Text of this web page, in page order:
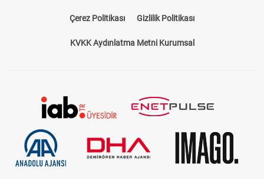
Çerez Politikası Gizlilik Politikası
KVKK Aydınlatma Metni Kurumsal